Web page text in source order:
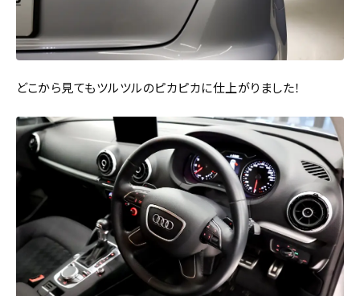
どこから見てもツルツルのピカピカに仕上がりました！